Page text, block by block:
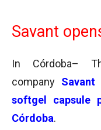
Savant
In Córdoba–
company Savant
softgel capsule
Córdoba.